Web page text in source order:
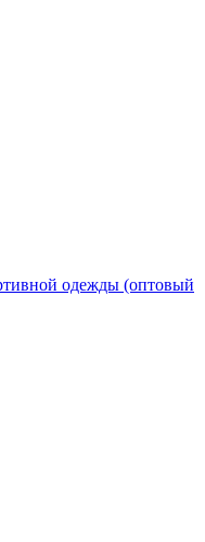
одежды (оптовый